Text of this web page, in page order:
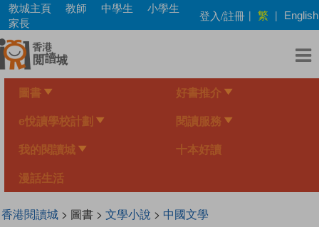
Skip
main
content
教城主頁 教師 中學生
小學生
家長
登入/註冊 | 繁 | English
圖書 好書推介
e悅讀學校計劃 閱讀服務
我的閱讀城 十本好讀
漫話生活
香港閱讀城> 圖書 > 文學小說 > 中國文學